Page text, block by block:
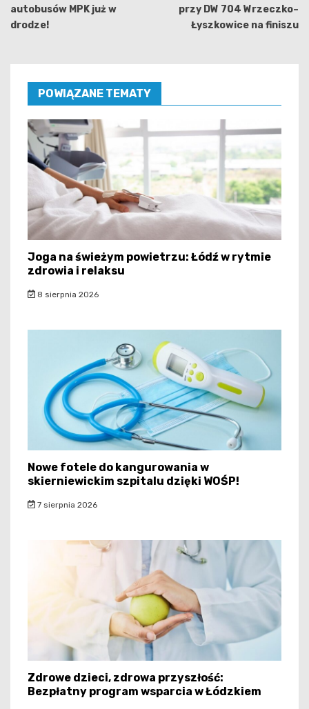
autobusów MPK już w
drodze!
przy DW 704 Wrzeczko–
Łyszkowice na finiszu
POWIĄZANE TEMATY
Joga na świeżym powietrzu: Łódź w rytmie
zdrowia i relaksu
8 sierpnia 2026
Nowe fotele do kangurowania w
skierniewickim szpitalu dzięki WOŚP!
7 sierpnia 2026
Zdrowe dzieci, zdrowa przyszłość:
Bezpłatny program wsparcia w Łódzkiem